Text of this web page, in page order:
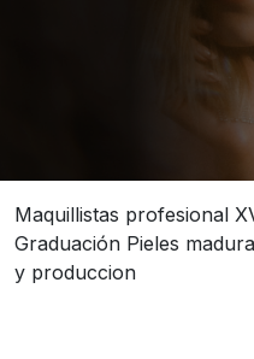
Maquillistas profesional
Graduación Pieles
y produccion